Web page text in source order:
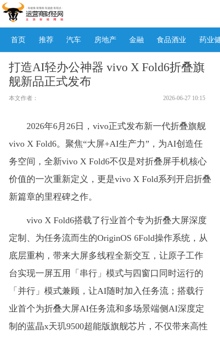
首页 推荐 汽车 房地产 金融 食品酒业 药业
打造AI轻办公神器 vivo X Fold6折叠旗
舰新品正式发布
本文作者： 2026-06-27 10:15
2026年6月26日，vivo正式发布新一代折叠旗舰
vivo X Fold6。聚焦“大屏+AI生产力”，为AI创造任
务空间，全新vivo X Fold6不仅是对折叠屏手机核心
价值的一次重新定义，更是vivo X Fold系列开启折叠
新篇章的里程碑之作。
vivo X Fold6搭载了行业首个专为折叠大屏深度
定制、为任务流而生的OriginOS 6Fold操作系统，从
底层重构，带来大屏多线程全新交互，让原子工作
台实现一屏五用「串行」模式与四窗口同时运行的
「并行」模式兼顾，让AI随时加入任务流；搭载行
业首个为折叠大屏AI任务流和多场景端侧AI深度定
制的蓝晶x天玑9500超能版旗舰芯片，不仅带来高性